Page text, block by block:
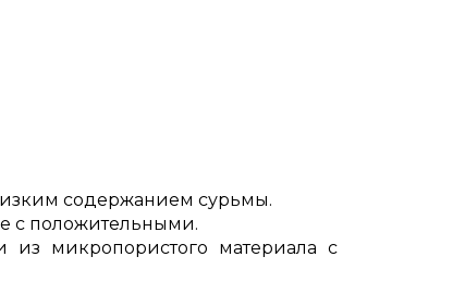
содержанием сурьмы.
с положительными.
из микропористого материала с